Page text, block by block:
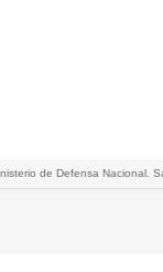
de Defensa Nacional.